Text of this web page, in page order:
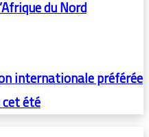
du Nord
internationale préférée
été